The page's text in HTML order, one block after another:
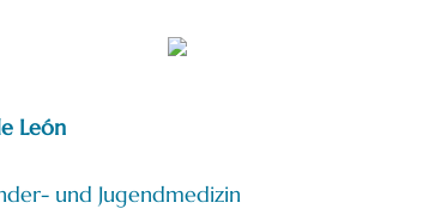
León
und Jugendmedizin